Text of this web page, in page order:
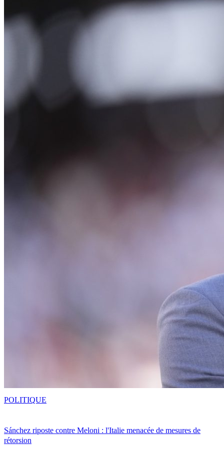
Sánchez riposte contre Meloni : l'Italie menacée de mesures de
rétorsion
POLITIQUE